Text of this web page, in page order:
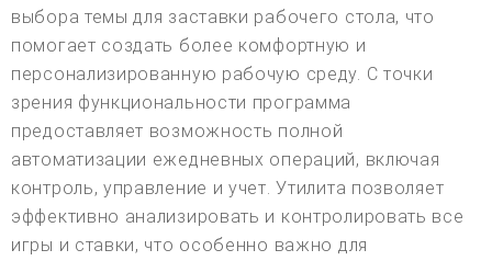
выбора темы для заставки рабочего стола, что
помогает создать более комфортную и
персонализированную рабочую среду. С точки
зрения функциональности программа
предоставляет возможность полной
автоматизации ежедневных операций, включая
контроль, управление и учет. Утилита позволяет
эффективно анализировать и контролировать все
игры и ставки, что особенно важно для